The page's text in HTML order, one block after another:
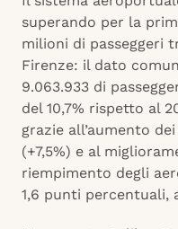
superando per la
milioni di passeggeri
Firenze: il dato
9.063.933 di
del 10,7% rispetto al
grazie all’aumento
(+7,5%) e al
riempimento degli
1,6 punti percentuali,